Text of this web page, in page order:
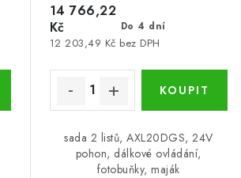
Do 4 dní
12 203,49 Kč bez DPH
14 766,22
Kč
sada 2 listů, AXL20DGS, 24V
pohon, dálkové ovládání,
fotobuňky, maják